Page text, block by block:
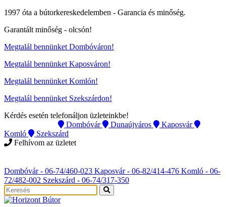
1997 óta a bútorkereskedelemben - Garancia és minőség.
Garantált minőség - olcsón!
Megtalál bennünket Dombóváron!
Megtalál bennünket Kaposváron!
Megtalál bennünket Komlón!
Megtalál bennünket Szekszárdon!
Kérdés esetén telefonáljon üzleteinkbe!
Dombóvár Dunaújváros
Kaposvár
Komló
Szekszárd
Felhívom az üzletet
Dombóvár - 06-74/460-023 Kaposvár - 06-82/414-476 Komló - 06-
72/482-002 Szekszárd - 06-74/317-350